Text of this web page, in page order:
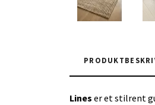
Lines er et stilrent